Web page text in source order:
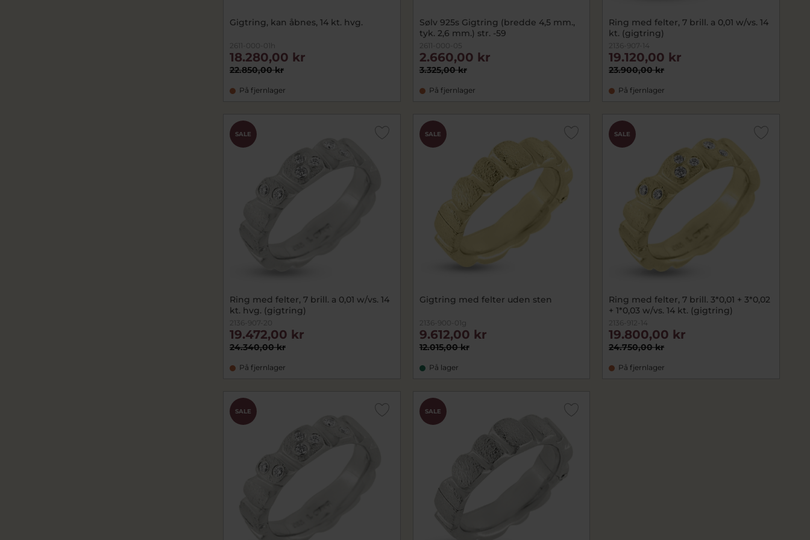
Gigtring, kan åbnes, 14 kt. hvg.
2611-000-01h
22.850,00 kr
18.280,00 kr
På fjernlager
Sølv 925s Gigtring (bredde 4,5 mm.,
tyk. 2,6 mm.) str. -59
2611-000-05
3.325,00 kr
2.660,00 kr
På fjernlager
Ring med felter, 7 brill. a 0,01 w/vs. 14
kt. (gigtring)
2136-907-14
23.900,00 kr
19.120,00 kr
På fjernlager
SALE
Ring med felter, 7 brill. a 0,01 w/vs. 14
kt. hvg. (gigtring)
2136-907-20
24.340,00 kr
19.472,00 kr
På fjernlager
SALE
Gigtring med felter uden sten
2136-900-01g
12.015,00 kr
9.612,00 kr
På lager
SALE
Ring med felter, 7 brill. 3*0,01 + 3*0,02
+ 1*0,03 w/vs. 14 kt. (gigtring)
2136-912-14
24.750,00 kr
19.800,00 kr
På fjernlager
SALE SALE